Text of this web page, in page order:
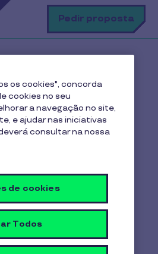
principalPedir proposta
imperdíveis para
para
sua empresa
30/01/2025
os cookies", concorda
cookies no seu
a navegação no site,
e ajudar nas iniciativas
consultar na nossa
de cookies
Todos